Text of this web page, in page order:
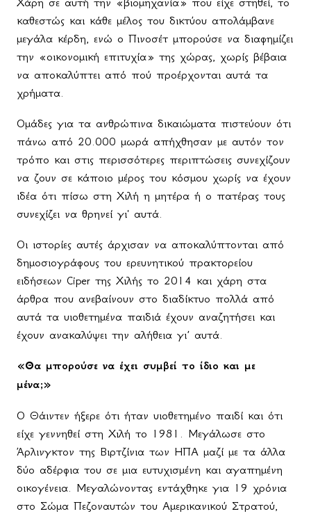
καθεστώς και κάθε μέλος του δικτύου απολάμβανε
μεγάλα κέρδη, ενώ ο Πινοσέτ μπορούσε να διαφημίζει
την «οικονομική επιτυχία» της χώρας, χωρίς βέβαια
να αποκαλύπτει από πού προέρχονται αυτά τα
χρήματα.
Ομάδες για τα ανθρώπινα δικαιώματα πιστεύουν ότι
πάνω από 20.000 μωρά απήχθησαν με αυτόν τον
τρόπο και στις περισσότερες περιπτώσεις συνεχίζουν
να ζουν σε κάποιο μέρος του κόσμου χωρίς να έχουν
ιδέα ότι πίσω στη Χιλή η μητέρα ή ο πατέρας τους
συνεχίζει να θρηνεί γι' αυτά.
Οι ιστορίες αυτές άρχισαν να αποκαλύπτονται από
δημοσιογράφους του ερευνητικού πρακτορείου
ειδήσεων Ciper της Χιλής το 2014 και χάρη στα
άρθρα που ανεβαίνουν στο διαδίκτυο πολλά από
αυτά τα υιοθετημένα παιδιά έχουν αναζητήσει και
έχουν ανακαλύψει την αλήθεια γι’ αυτά.
«Θα μπορούσε να έχει συμβεί το ίδιο και με
μένα;»
Ο Θάιντεν ήξερε ότι ήταν υιοθετημένο παιδί και ότι
είχε γεννηθεί στη Χιλή το 1981. Μεγάλωσε στο
Άρλινγκτον της Βιρτζίνια των ΗΠΑ μαζί με τα άλλα
δύο αδέρφια του σε μια ευτυχισμένη και αγαπημένη
οικογένεια. Μεγαλώνοντας εντάχθηκε για 19 χρόνια
στο Σώμα Πεζοναυτών του Αμερικανικού Στρατού,